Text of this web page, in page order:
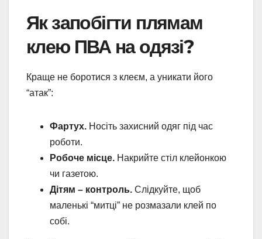
Як запобігти плямам
клею ПВА на одязі?
Краще не боротися з клеєм, а уникати його
“атак”:
Фартух. Носіть захисний одяг під час
роботи.
Робоче місце. Накрийте стіл клейонкою
чи газетою.
Дітям – контроль. Слідкуйте, щоб
маленькі “митці” не розмазали клей по
собі.